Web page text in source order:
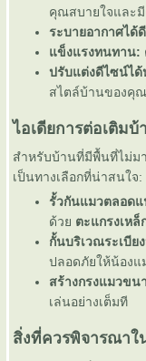
คุณสบายใจและ
ระบายอากาศได้
ข็งแรงทนทาน:
ปรับแต่งดีไซน์ได้
สไตล์บ้านของคุณ
ไอเดียการต่อเติม
สำหรับบ้านที่มีพื้นที่ไม่
เป็นทางเลือกที่น่าสนใจ:
รั้วกันแมวตลอดแ
ด้ว ตะแกรงเหล็
กั้นบริเวณระเบีย
ปลอดภัยให้น้องแ
สร้างกรงแมวขน
เล่นอย่างเต็มที
สิ่งที่ควรพิจารณาใ